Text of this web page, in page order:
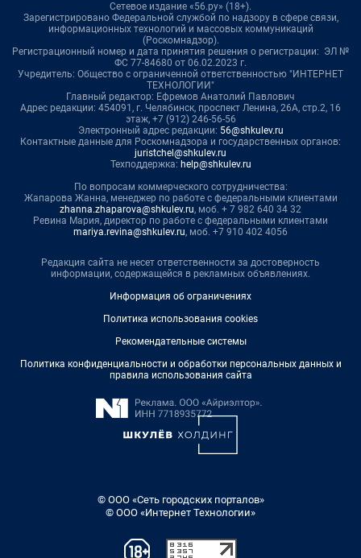
Сетевое издание «56.ру» (18+).
Зарегистрировано Федеральной службой по надзору в сфере связи,
информационных технологий и массовых коммуникаций
(Роскомнадзор).
Регистрационный номер и дата принятия решения о регистрации: ЭЛ №
ФС 77-84680 от 06.02.2023 г.
Учредитель: Общество с ограниченной ответственностью "ИНТЕРНЕТ
ТЕХНОЛОГИИ"
Главный редактор: Ефремов Анатолий Павлович
Адрес редакции: 454091, г. Челябинск, проспект Ленина, 26А, стр.2, 16
этаж, +7 (912) 246-56-56
Электронный адрес редакции: 56@shkulev.ru
Контактные данные для Роскомнадзора и государственных органов:
juristchel@shkulev.ru
Техподдержка: help@shkulev.ru
По вопросам коммерческого сотрудничества:
Жапарова Жанна, менеджер по работе с федеральными клиентами
zhanna.zhaparova@shkulev.ru, моб. + 7 982 640 34 32
Ревина Мария, директор по работе с федеральными клиентами
mariya.revina@shkulev.ru, моб. +7 910 402 4056
Редакция сайта не несет ответственности за достоверность
информации, содержащейся в рекламных объявлениях.
Информация об ограничениях
Политика использования cookies
Рекомендательные системы
Политика конфиденциальности и обработки персональных данных и
правила использования сайта
© ООО «Сеть городских порталов»
© ООО «Интернет Технологии»